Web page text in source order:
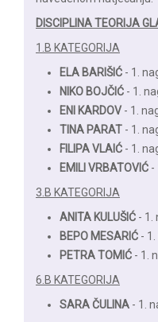
DISCIPLINA TEORIJA
1.B KATEGORIJA
ELA BARIŠIĆ - 1.
NIKO BOJČIĆ - 1.
ENI KARDOV - 1.
TINA PARAT - 1.
FILIPA VLAIĆ - 1.
EMILI VRBATOVIĆ -
3.B KATEGORIJA
ANITA KULUŠIĆ - 1.
BEPO MESARIĆ -
PETRA TOMIĆ - 1.
6.B KATEGORIJA
SARA ČULINA - 1.